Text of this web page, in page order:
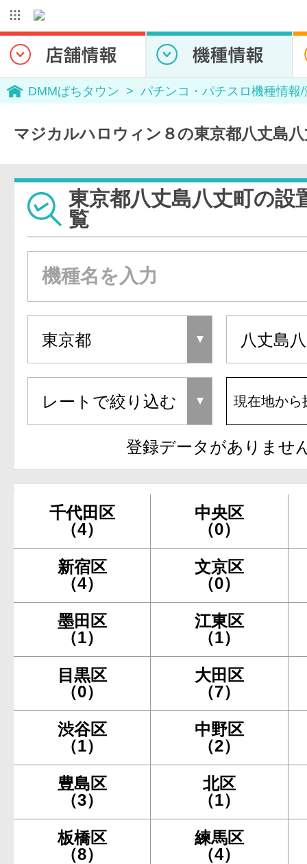
DMMぱちタウン パチンコ・パチスロ機種情報
マジカルハロウィン８の東京都八丈島
東京都八丈島八丈町の設
覧
現在地から
登録データがありませ
千代田区
（4）
中央区
（0）
新宿区
（4）
文京区
（0）
墨田区
（1）
江東区
（1）
目黒区
（0）
大田区
（7）
渋谷区
（1）
中野区
（2）
豊島区
（3）
北区
（1）
板橋区
（8）
練馬区
（4）